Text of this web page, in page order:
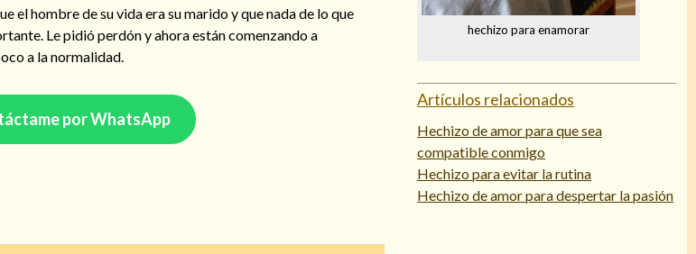
el hombre de su vida era su marido y que nada de lo que
Le pidió perdón y ahora están comenzando a
a la normalidad.
por WhatsApp
hechizo para enamorar
Artículos relacionados
Hechizo de amor para que sea
compatible conmigo
Hechizo para evitar la rutina
Hechizo de amor para despertar la pasión